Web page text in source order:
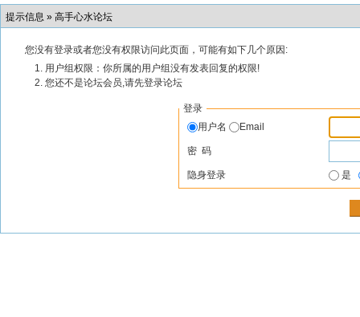
提示信息 » 高手心水论坛
您没有登录或者您没有权限访问此页面，可能有如下几个原因:
用户组权限：你所属的用户组没有发表回复的权限!
您还不是论坛会员,请先登录论坛
登录
用户名
Email
密 码
隐身登录 是